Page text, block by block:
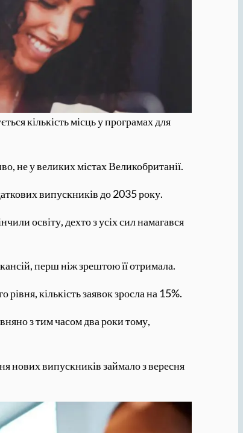
кількість місць у програмах для
не у великих містах Великобританії.
випускників до 2035 року.
освіту, дехто з усіх сил намагався
перш ніж зрештою її отримала.
кількість заявок зросла на 15%.
з тим часом два роки тому,
нових випускників займало з вересня